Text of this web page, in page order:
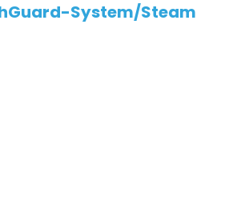
System/Steam